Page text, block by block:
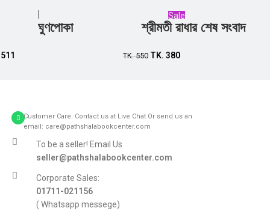
Add to cart
ঘুণপোকা
511
Sale
শ্রীমতী রাধার শেষ সংবাদ
TK.550 TK. 380
Customer Care: Contact us at Live Chat Or send us an
email: care@pathshalabookcenter.com
To be a seller! Email Us
seller@pathshalabookcenter.com
Corporate Sales:
01711-021156
( Whatsapp messege)